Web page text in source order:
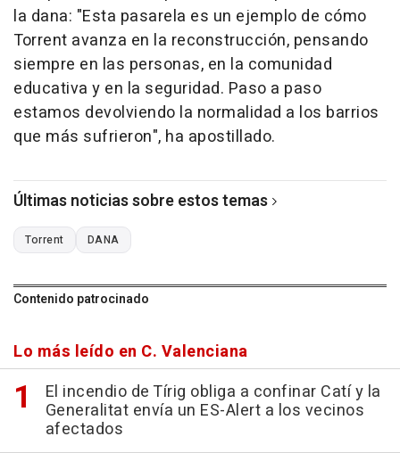
la dana: "Esta pasarela es un ejemplo de cómo
Torrent avanza en la reconstrucción, pensando
siempre en las personas, en la comunidad
educativa y en la seguridad. Paso a paso
estamos devolviendo la normalidad a los barrios
que más sufrieron", ha apostillado.
Últimas noticias sobre estos temas
Torrent DANA
Contenido patrocinado
Lo más leído en C. Valenciana
El incendio de Tírig obliga a confinar Catí y la
Generalitat envía un ES-Alert a los vecinos
afectados